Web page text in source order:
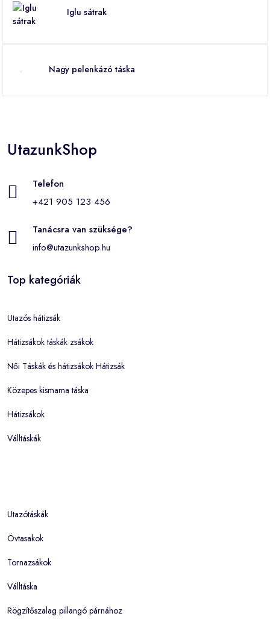
Iglu sátrak
Nagy pelenkázó táska
UtazunkShop
Telefon
+421 905 123 456
Tanácsra van szüksége?
info@utazunkshop.hu
Top kategóriák
Utazós hátizsák
Hátizsákok táskák zsákok
Női Táskák és hátizsákok Hátizsák
Közepes kismama táska
Hátizsákok
Válltáskák
Utazótáskák
Övtasakok
Tornazsákok
Válltáska
Rögzítőszalag pillangó párnához